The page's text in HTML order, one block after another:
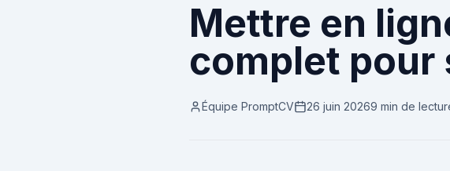
Mettre en
complet pour
Équipe PromptCV 26 juin 20269 min de